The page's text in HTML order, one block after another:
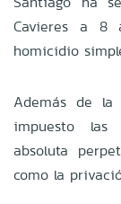
Cavieres a 8
homicidio
Además de
impuesto las
absoluta
como la